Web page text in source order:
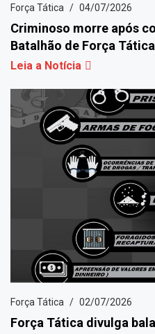
Força Tática 04/07/2026
Criminoso morre após
Batalhão de Força
Leia a Notícia
Força Tática 02/07/2026
Força Tática divulga